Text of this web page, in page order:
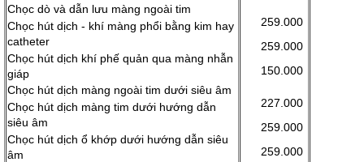
Chọc dò và dẫn lưu màng ngoài tim
Chọc hút dịch - khí màng phổi bằng kim hay
catheter
Chọc hút dịch khí phế quản qua màng nhẫn
giáp
Chọc hút dịch màng ngoài tim dưới siêu âm
Chọc hút dịch màng tim dưới hướng dẫn
siêu âm
Chọc hút dịch ổ khớp dưới hướng dẫn siêu
âm
259.000
259.000
150.000
227.000
259.000
259.000